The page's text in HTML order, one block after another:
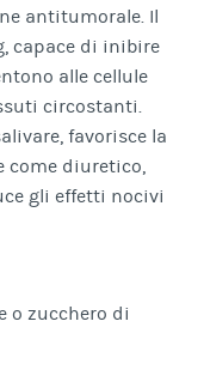
antitumorale. Il
capace di inibire
alle cellule
circostanti.
favorisce la
come diuretico,
gli effetti nocivi
o zucchero di